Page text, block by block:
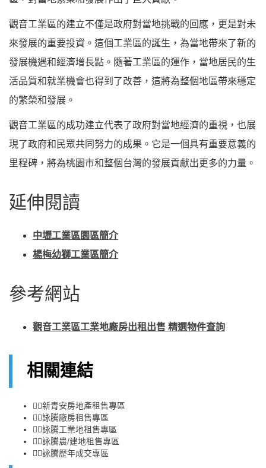
觀音工業區的建立不僅是政府對當地挑戰的回應，更是對未
來發展的重要投資。這個工業區的誕生，為當地帶來了新的
發展機遇和經濟增長點。隨著工業區的運作，當地居民的生
活品質和就業機會也得到了改善，這將為整個地區帶來穩定
的繁榮和發展。
觀音工業區的成功建立代表了政府對當地經濟的重視，也展
現了政府和民眾共同努力的成果。它是一個具有重要意義的
里程碑，將為桃園市和整個台灣的發展貢獻出更多的力量。
延伸閱讀
中壢工業區園區簡介
楊梅幼獅工業區簡介
參考網站
觀音工業區工業地廠房出租出售 精選物件查詢
相關連結
👉🏻新青安房地產租售專區
👉🏻詠騰廠房租售專區
👉🏻詠騰工業地租售專區
👉🏻詠騰農/建地租售專區
👉🏻詠騰歷年成交專區